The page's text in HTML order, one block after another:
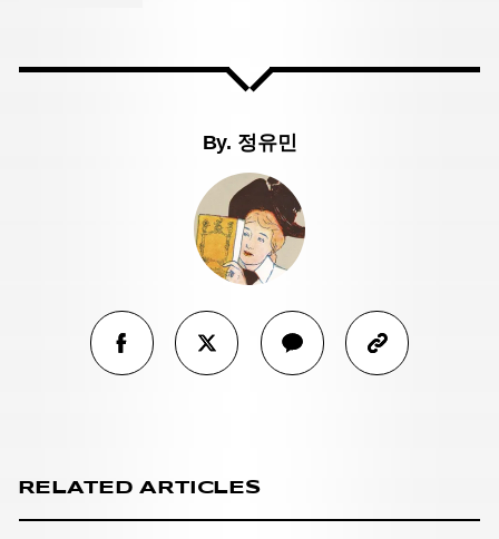
By. 정유민
RELATED ARTICLES